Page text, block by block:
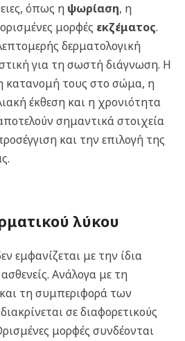
όπως η ψωρίαση, η
μορφές εκζέματος.
δερματολογική
για τη σωστή διάγνωση. Η
τους στο σώμα, η
έκθεση και η χρονιότητα
σημαντικά στοιχεία
και την επιλογή της
λύκου
εμφανίζεται με την ίδια
Ανάλογα με τη
τη συμπεριφορά των
σε διαφορετικούς
μορφές συνδέονται